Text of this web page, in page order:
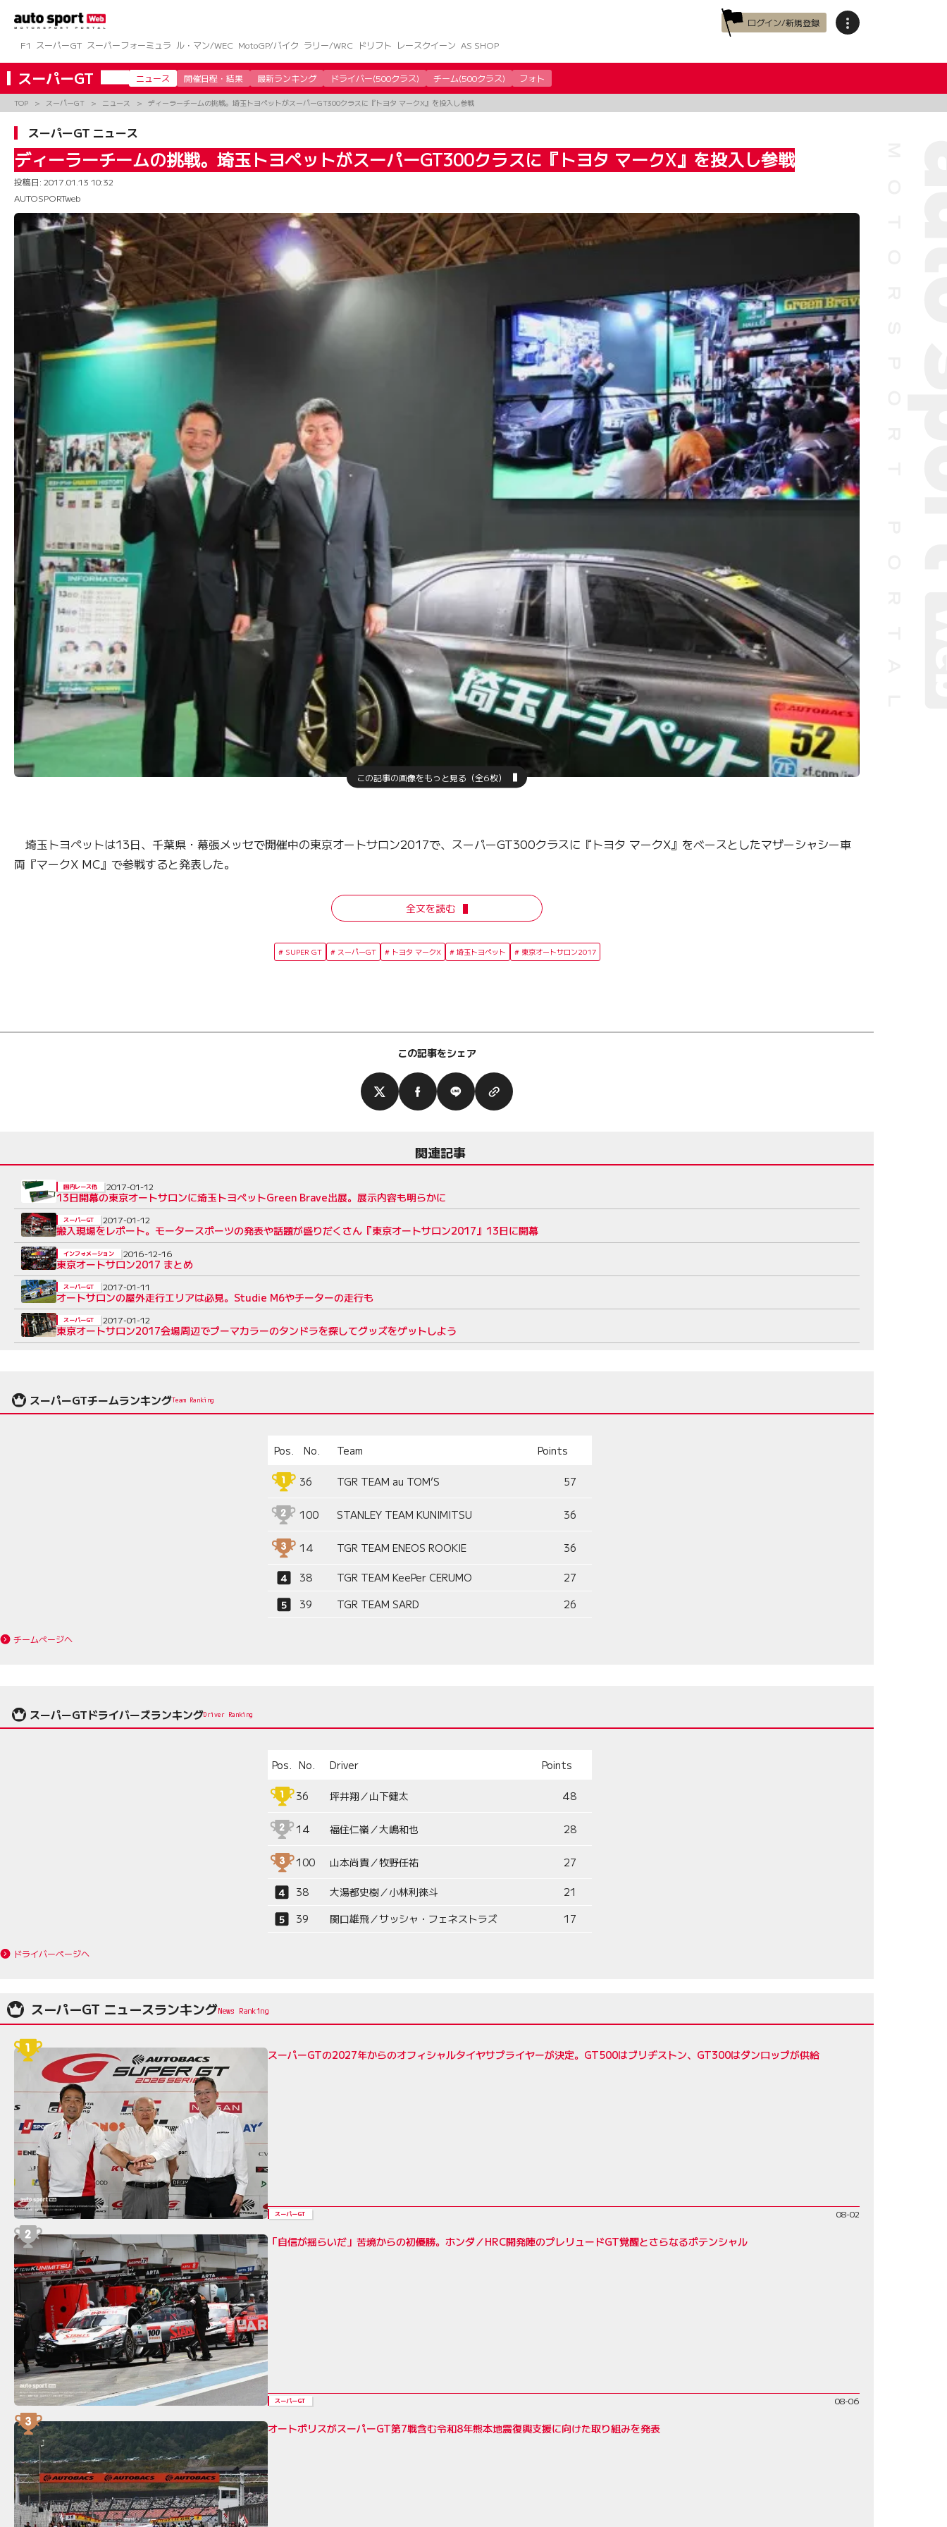
ツ
へ
ス
キ
ッ
ログイン/新規登録
F1
スーパーGT スーパーフォーミュラ ル・マン/WEC MotoGP/バイク ラリー/WRC ドリフト レースクイーン AS SHOP
スーパーGT ニュース 開催日程・結果 最新ランキング ドライバー(500クラス) チーム(500クラス) フォト
TOP スーパーGT ニュース ディーラーチームの挑戦。埼玉トヨペットがスーパーGT300クラスに『トヨタ マークX』を投入し参戦
スーパーGT ニュース
ディーラーチームの挑戦。埼玉トヨペットがスーパーGT300クラスに『トヨタ マークX』を投入し参戦
投稿日: 2017.01.13 10:32
AUTOSPORTweb
この記事の画像をもっと見る（全6枚）
埼玉トヨペットは13日、千葉県・幕張メッセで開催中の東京オートサロン2017で、スーパーGT300クラスに『トヨタ マークX』をベースとしたマザーシャシー車
両『マークX MC』で参戦すると発表した。
全文を読む
SUPER GT スーパーGT トヨタ マークX 埼玉トヨペット 東京オートサロン2017
この記事をシェア
関連記事
13日開幕の東京オートサロンに埼玉トヨペットGreen Brave出展。展示内容も明らかに
国内レース他 2017-01-12
搬入現場をレポート。モータースポーツの発表や話題が盛りだくさん『東京オートサロン2017』13日に開幕
スーパーGT 2017-01-12
東京オートサロン2017 まとめ
インフォメーション 2016-12-16
オートサロンの屋外走行エリアは必見。Studie M6やチーターの走行も
スーパーGT 2017-01-11
東京オートサロン2017会場周辺でプーマカラーのタンドラを探してグッズをゲットしよう
スーパーGT 2017-01-12
スーパーGTチームランキングTeam Ranking
Pos. No. Team Points
36 TGR TEAM au TOM’S 57
100 STANLEY TEAM KUNIMITSU 36
14 TGR TEAM ENEOS ROOKIE 36
38 TGR TEAM KeePer CERUMO
27
39
TGR TEAM SARD 26
チームページへ
スーパーGTドライバーズランキングDriver Ranking
Pos. No. Driver Points
36 坪井翔／山下健太 48
14 福住仁嶺／大嶋和也 28
100 山本尚貴／牧野任祐 27
38 大湯都史樹／小林利徠斗
21
39
関口雄飛／サッシャ・フェネストラズ 17
ドライバーページへ
スーパーGT ニュースランキング
スーパーGTの2027年からのオフィシャルタイヤサプライヤーが決定。GT500はブリヂストン、GT300はダンロップが供給
スーパーGT 08-02
「自信が揺らいだ」苦境からの初優勝。ホンダ／HRC開発陣のプレリュードGT覚醒とさらなるポテンシャル
スーパーGT 08-06
オートポリスがスーパーGT第7戦含む令和8年熊本地震復興支援に向けた取り組みを発表